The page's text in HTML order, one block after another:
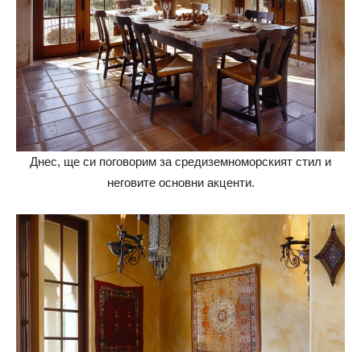
Днес, ще си поговорим за средиземноморският стил и
неговите основни акценти.